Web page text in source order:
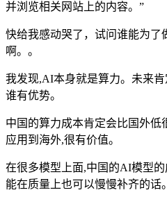
并浏览相关网站上的内容。”
快给我感动哭了，试问谁能为了
啊。。
我发现,AI本身就是算力。未来
谁有优势。
中国的算力成本肯定会比国外
应用到海外,很有价值。
在很多模型上面,中国的AI模型
能在质量上也可以慢慢补齐的话。